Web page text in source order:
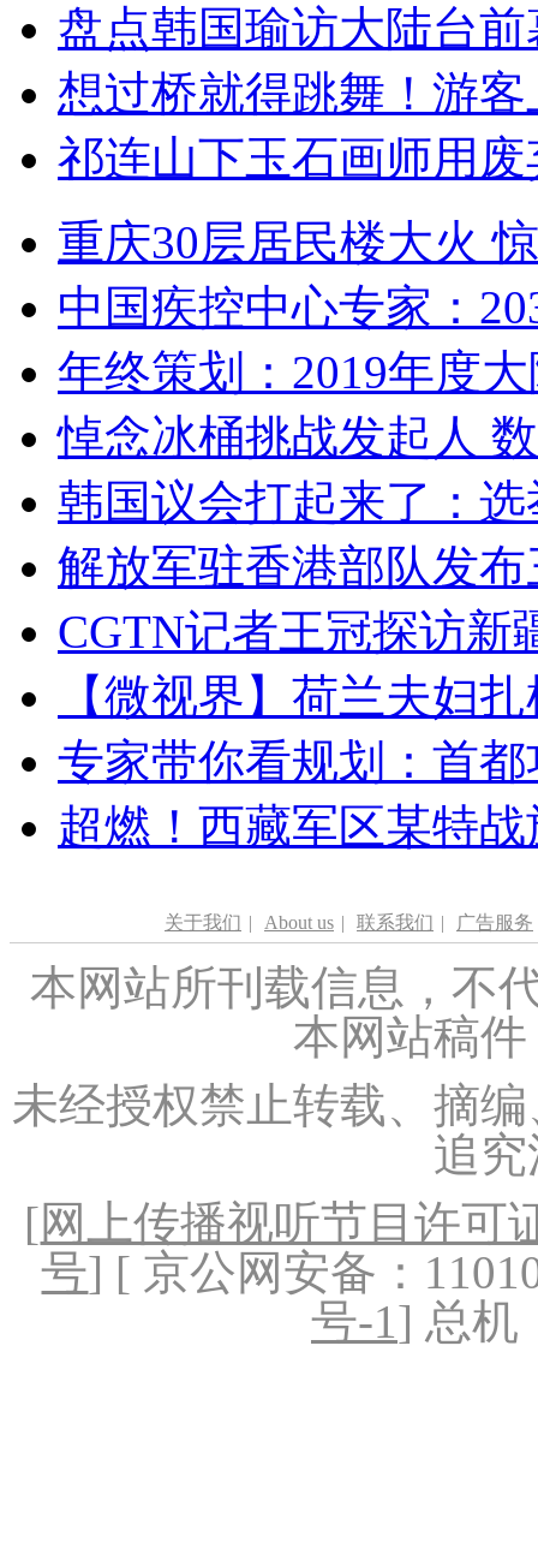
盘点韩国瑜访大陆台
想过桥就得跳舞！游客
祁连山下玉石画师用
重庆30层居民楼大火
中国疾控中心专家：
年终策划：2019年度
悼念冰桶挑战发起人
韩国议会打起来了：
解放军驻香港部队发
CGTN记者王冠探访新
【微视界】荷兰夫妇
专家带你看规划：首
超燃！西藏军区某特
关于我们 | About us | 联系我们 | 广告服务
本网站所刊载信息，不
本网站稿
未经授权禁止转载、摘
追
[网上传播视听节目许可
号] [ 京公网安备：
号-1] 总机